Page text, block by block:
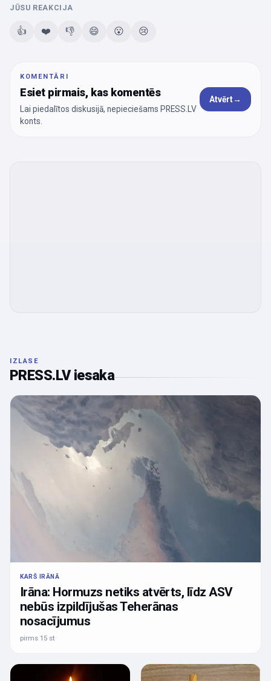
JŪSU REAKCIJA
👍 ❤️ 👎 😄 😮 😢
KOMENTĀRI
Esiet pirmais, kas komentēs
Lai piedalītos diskusijā, nepieciešams PRESS.LV
konts.
Atvērt→
IZLASE
PRESS.LV iesaka
KARŠ IRĀNĀ
Irāna: Hormuzs netiks atvērts, līdz ASV
nebūs izpildījušas Teherānas
nosacījumus
pirms 15 st